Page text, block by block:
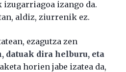
izango da.
aldiz, ziurrenik ez.
ezagutza zen
datuak dira helburu, eta
horien jabe izatea da,